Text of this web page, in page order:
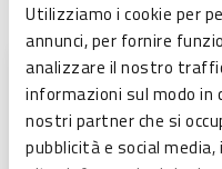
Utilizziamo i cookie per
annunci, per fornire
analizzare il nostro
informazioni sul modo
nostri partner che si
pubblicità e social